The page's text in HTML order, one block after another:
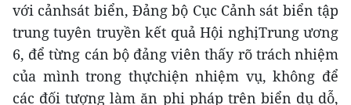
với cảnhsát biển, Đảng bộ Cục Cảnh sát biển tập
trung tuyên truyền kết quả Hội nghịTrung ương
6, để từng cán bộ đảng viên thấy rõ trách nhiệm
của mình trong thựchiện nhiệm vụ, không để
các đối tượng làm ăn phi pháp trên biển dụ dỗ,